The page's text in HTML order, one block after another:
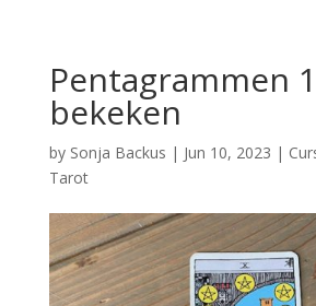
Pentagrammen
bekeken
by Sonja Backus | Jun 10, 2023 |
Tarot